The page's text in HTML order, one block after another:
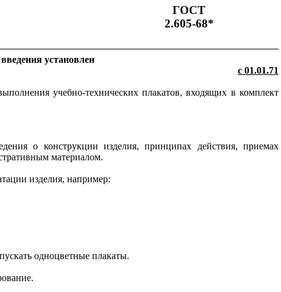
ГОСТ
2.605-68*
установлен
с 01.01.71
учебно-технических плакатов, входящих в комплект
о конструкции изделия, принципах действия, приемах
материалом.
изделия, например:
одноцветные плакаты.